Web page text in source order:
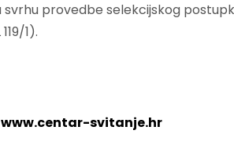
provedbe selekcijskog
1).
www.centar-svitanje.hr